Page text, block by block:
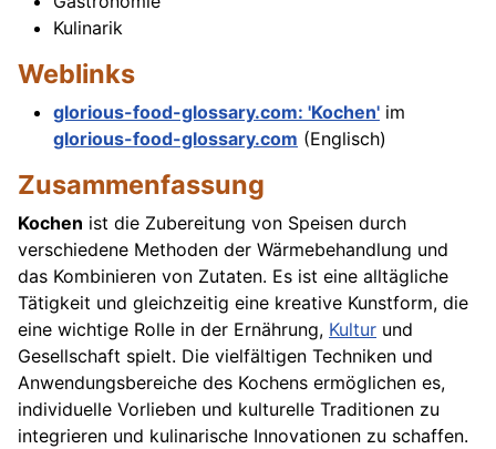
Kulinarik
Weblinks
glorious-food-glossary.com: 'Kochen' im
glorious-food-glossary.com (Englisch)
Zusammenfassung
Kochen ist die Zubereitung von Speisen durch
verschiedene Methoden der Wärmebehandlung und
das Kombinieren von Zutaten. Es ist eine alltägliche
Tätigkeit und gleichzeitig eine kreative Kunstform, die
eine wichtige Rolle in der Ernährung, Kultur und
Gesellschaft spielt. Die vielfältigen Techniken und
Anwendungsbereiche des Kochens ermöglichen es,
individuelle Vorlieben und kulturelle Traditionen zu
integrieren und kulinarische Innovationen zu schaffen.